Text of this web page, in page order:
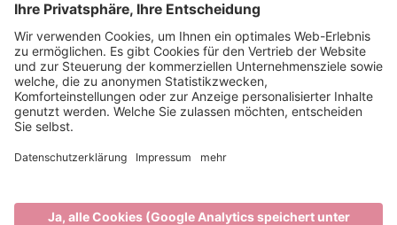
Brixen Tourismus
Privacy
Impressum
Förderungen
produced by